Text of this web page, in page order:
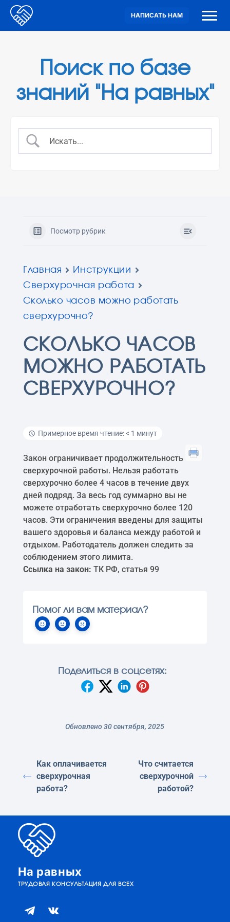
НАПИСАТЬ НАМ
Поиск по базе
знаний "На равных"
Посмотр рубрик
Главная
Инструкции
Сверхурочная работа
Сколько часов можно работать
сверхурочно?
СКОЛЬКО ЧАСОВ
МОЖНО РАБОТАТЬ
СВЕРХУРОЧНО?
Примерное время чтение: < 1 минут
Закон ограничивает продолжительность
сверхурочной работы. Нельзя работать
сверхурочно более 4 часов в течение двух
дней подряд. За весь год суммарно вы не
можете отработать сверхурочно более 120
часов. Эти ограничения введены для защиты
вашего здоровья и баланса между работой и
отдыхом. Работодатель должен следить за
соблюдением этого лимита.
Ссылка на закон: ТК РФ, статья 99
Помог ли вам материал?
Поделиться в соцсетях:
Обновлено 30 сентября, 2025
Как оплачивается
сверхурочная
работа?
Что считается
сверхурочной
работой?
На равных
ТРУДОВАЯ КОНСУЛЬТАЦИЯ ДЛЯ ВСЕХ